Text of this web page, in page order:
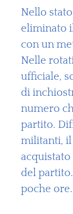
Nello
eliminato
con un
Nelle
ufficiale,
di
numero
partito.
militanti, il
del
poche ore.